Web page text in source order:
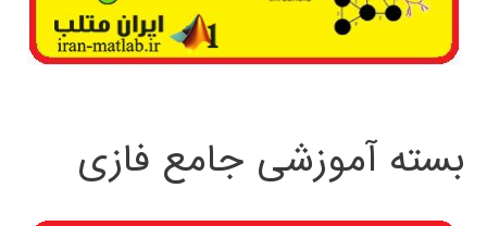
بسته آموزشی جامع فازی